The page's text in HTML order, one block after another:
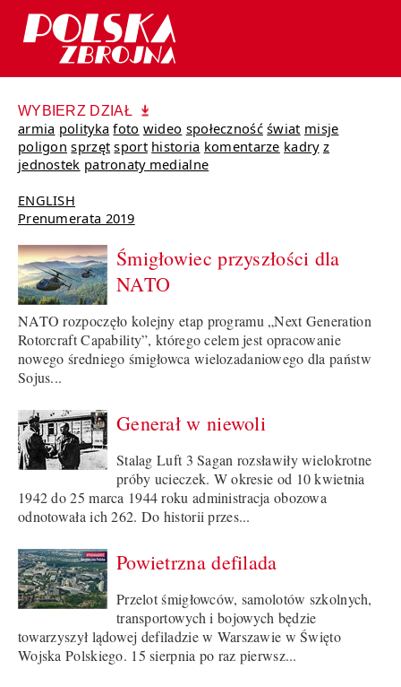
WYBIERZ DZIAŁ
armia polityka foto wideo społeczność świat misje
poligon sprzęt sport historia komentarze kadry z
jednostek patronaty medialne
ENGLISH
Prenumerata 2019
Śmigłowiec przyszłości dla
NATO
NATO rozpoczęło kolejny etap programu „Next Generation
Rotorcraft Capability”, którego celem jest opracowanie
nowego średniego śmigłowca wielozadaniowego dla państw
Sojus...
Generał w niewoli
Stalag Luft 3 Sagan rozsławiły wielokrotne
próby ucieczek. W okresie od 10 kwietnia
1942 do 25 marca 1944 roku administracja obozowa
odnotowała ich 262. Do historii przes...
Powietrzna defilada
Przelot śmigłowców, samolotów szkolnych,
transportowych i bojowych będzie
towarzyszył lądowej defiladzie w Warszawie w Święto
Wojska Polskiego. 15 sierpnia po raz pierwsz...